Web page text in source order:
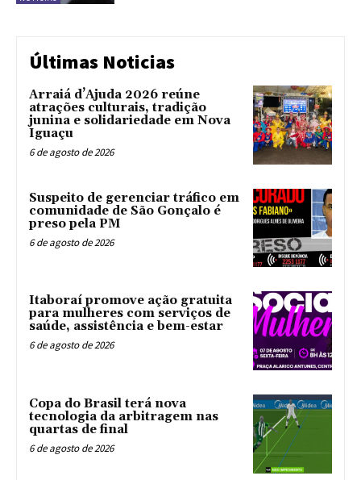
Últimas Noticias
Arraiá d’Ajuda 2026 reúne
atrações culturais, tradição
junina e solidariedade em Nova
Iguaçu
6 de agosto de 2026
Suspeito de gerenciar tráfico em
comunidade de São Gonçalo é
preso pela PM
6 de agosto de 2026
Itaboraí promove ação gratuita
para mulheres com serviços de
saúde, assistência e bem-estar
6 de agosto de 2026
Copa do Brasil terá nova
tecnologia da arbitragem nas
quartas de final
6 de agosto de 2026